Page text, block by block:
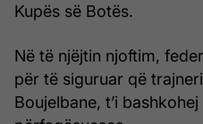
Kupës së Botës.
Në të njëjtin njoftim,
për të siguruar që
Boujelbane, t’i